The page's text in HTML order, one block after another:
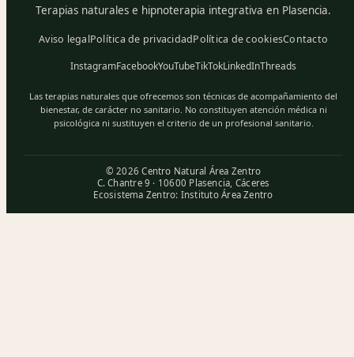
Terapias naturales e hipnoterapia integrativa en Plasencia.
Aviso legalPolítica de privacidadPolítica de cookiesContacto
InstagramFacebookYouTubeTikTokLinkedInThreads
Las terapias naturales que ofrecemos son técnicas de acompañamiento del
bienestar, de carácter no sanitario. No constituyen atención médica ni
psicológica ni sustituyen el criterio de un profesional sanitario.
© 2026 Centro Natural Área Zentro
C. Chantre 9 · 10600 Plasencia, Cáceres
Ecosistema Zentro: Instituto Área Zentro